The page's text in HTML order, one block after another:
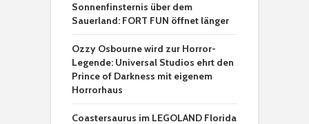
Sonnenfinsternis über dem
Sauerland: FORT FUN öffnet länger
Ozzy Osbourne wird zur Horror-
Legende: Universal Studios ehrt den
Prince of Darkness mit eigenem
Horrorhaus
Coastersaurus im LEGOLAND Florida